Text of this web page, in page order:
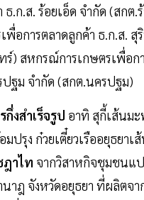
ธ.ก.ส. ร้อยเอ็ด จำกัด (สกต
พื่อการตลาดลูกค้า ธ.ก.ส. สุ
ร์) สหกรณ์การเกษตรเพื่อก
ปฐม จำกัด (สกต.นครปฐม)
งสำเร็จรูป อาทิ สุกี้เส้นม
ปรุง ก๋วยเตี๋ยวเรืออยุธยาเ
ฎาไท จากวิสาหกิจชุมชนแ
นาฎ จังหวัดอยุธยา ที่ผลิตจ